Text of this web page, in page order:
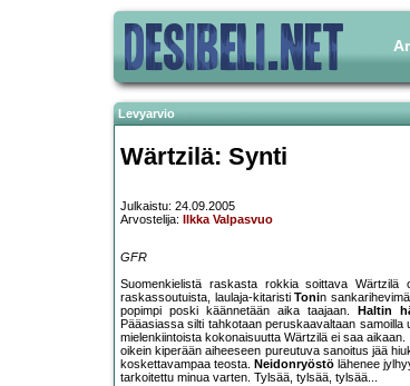
Levyarvio
Wärtzilä: Synti
Julkaistu: 24.09.2005
Arvostelija:
Ilkka Valpasvuo
GFR
Suomenkielistä raskasta rokkia soittava
raskassoutuista, laulaja-kitaristiTonin
popimpi poski käännetään aika taajaan.
Haltin
Pääasiassa silti tahkotaan peruskaavaltaan
mielenkiintoista kokonaisuutta Wärtzilä ei saa
oikein kiperään aiheeseen pureutuva sanoitus jää
koskettavampaa teosta. Neidonryöstö lähenee
tarkoitettu minua varten. Tylsää, tylsää, tylsää...